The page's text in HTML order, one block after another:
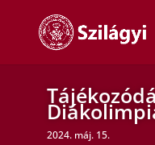
2024. máj. 15.